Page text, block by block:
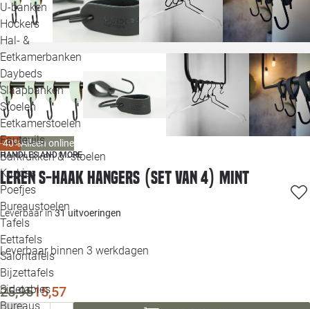
U-banken
Hockers
Hal- &
Eetkamerbanken
Daybeds
Slaapbanken
Stoelen
Eetkamerstoelen
Fauteuils
Barkrukken & -stoelen
Krukjes
Poefjes
Bureaustoelen
Tafels
Eettafels
Salontafels
Bijzettafels
Sidetables
Bureaus
-40%Alleen online
HANDLES AND MORE
Leren S-haak hangers (set van 4) Mint
Leverbaar in31 uitvoeringen
Leverbaar binnen 3 werkdagen
25,9515,57